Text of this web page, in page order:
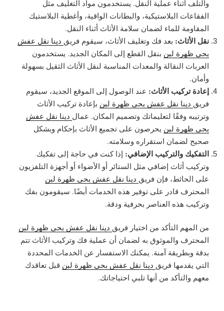
والتلف أثناء عملية النقل. يستخدمون مواد التغليف مثل
الفقاعات البلاستيكية، والبطانات الواقية، وأغطية البلاستيك
المقاومة للماء لضمان سلامة الأثاث أثناء النقل.
نقل الأثاث: بعد فك وتغليف الأثاث، سيقوم فريق دينا نقل عفش
بحي ظهرة لبن بنقل القطع إلى المكان الجديد. يستخدمون
العربات النقالة والمعدات المناسبة لنقل الأثاث الثقيل بسهولة
وأمان.
إعادة تركيب الأثاث: عند الوصول إلى الموقع الجديد، سيقوم
فريق دينا نقل عفش بحي ظهرة لبن بإعادة تركيب الأثاث
وترتيبه وفقًا لتعليماتك وتصميم المكان. عمال دينا نقل عفش
بحي ظهرة لبن يحرصون على تجميع الأثاث بإحكام وبشكل
صحيح لضمان استقراره وسلامته.
التفكيك والتركيب الإضافي: إذا كنت في حاجة إلى تفكيك
وتركيب أثاث إضافي مثل الستائر أو الأضواء أو أجهزة التلفزيون
على الحائط، فإن فريق دينا نقل عفش بحي ظهرة لبن
المحترف قادر على توفير هذه الخدمات أيضًا. سيقومون بفك
وتركيب هذه العناصر بحرفية ودقة.
من المهم التأكد من اختيار فريق دينا نقل عفش بحي ظهرة لبن
المحترف والموثوق به لضمان أن عملية فك وتركيب الأثاث تتم
بدقة وبطريقة آمنة. يمكنك الاستفسار عن الخدمات المحددة
التي يقدمها فريق دينا نقل عفش بحي ظهرة لبن قبل تعاقدك
معهم والتأكد من أنها تلبي احتياجاتك.